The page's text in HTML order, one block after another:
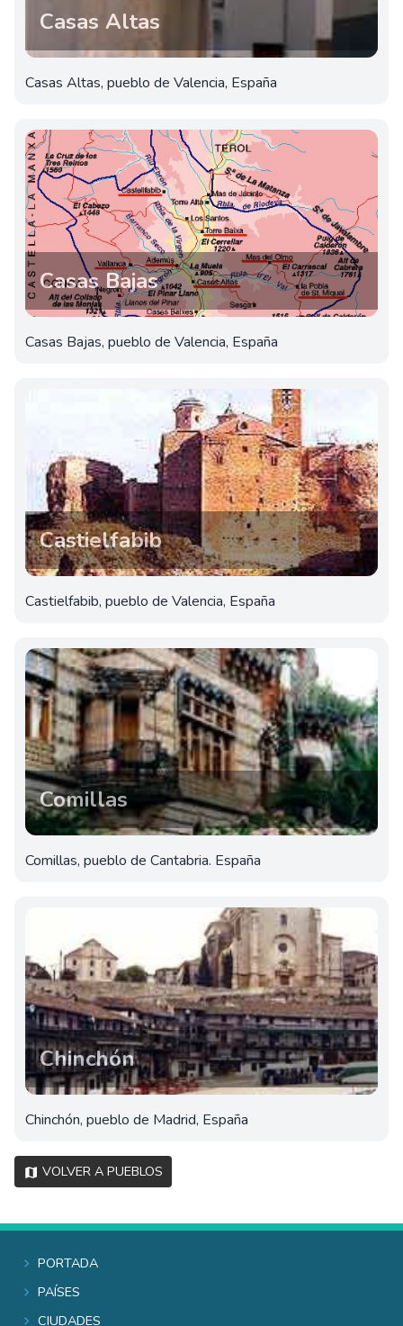
Casas Altas
Casas Altas, pueblo de Valencia, España
Casas Bajas
Casas Bajas, pueblo de Valencia, España
Castielfabib
Castielfabib, pueblo de Valencia, España
Comillas
Comillas, pueblo de Cantabria. España
Chinchón
Chinchón, pueblo de Madrid, España
Volver a pueblos
Portada
Países
Ciudades